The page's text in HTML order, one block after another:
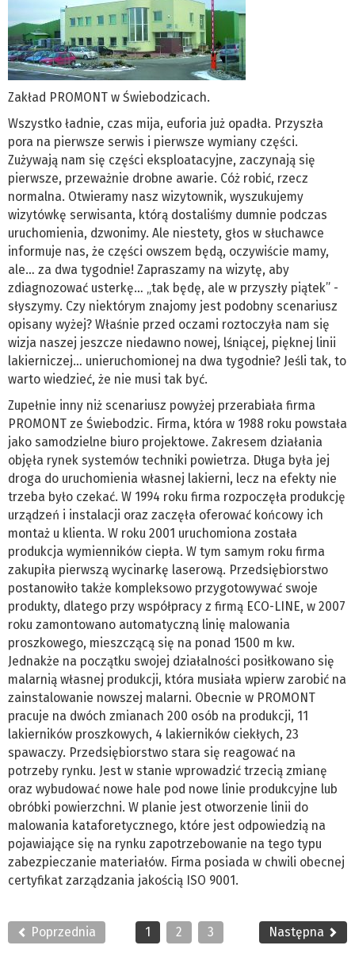
Zakład PROMONT w Świebodzicach.
Wszystko ładnie, czas mija, euforia już opadła. Przyszła
pora na pierwsze serwis i pierwsze wymiany części.
Zużywają nam się części eksploatacyjne, zaczynają się
pierwsze, przeważnie drobne awarie. Cóż robić, rzecz
normalna. Otwieramy nasz wizytownik, wyszukujemy
wizytówkę serwisanta, którą dostaliśmy dumnie podczas
uruchomienia, dzwonimy. Ale niestety, głos w słuchawce
informuje nas, że części owszem będą, oczywiście mamy,
ale… za dwa tygodnie! Zapraszamy na wizytę, aby
zdiagnozować usterkę… „tak będę, ale w przyszły piątek” -
słyszymy. Czy niektórym znajomy jest podobny scenariusz
opisany wyżej? Właśnie przed oczami roztoczyła nam się
wizja naszej jeszcze niedawno nowej, lśniącej, pięknej linii
lakierniczej… unieruchomionej na dwa tygodnie? Jeśli tak, to
warto wiedzieć, że nie musi tak być.
Zupełnie inny niż scenariusz powyżej przerabiała firma
PROMONT ze Świebodzic. Firma, która w 1988 roku powstała
jako samodzielne biuro projektowe. Zakresem działania
objęła rynek systemów techniki powietrza. Długa była jej
droga do uruchomienia własnej lakierni, lecz na efekty nie
trzeba było czekać. W 1994 roku firma rozpoczęła produkcję
urządzeń i instalacji oraz zaczęła oferować końcowy ich
montaż u klienta. W roku 2001 uruchomiona została
produkcja wymienników ciepła. W tym samym roku firma
zakupiła pierwszą wycinarkę laserową. Przedsiębiorstwo
postanowiło także kompleksowo przygotowywać swoje
produkty, dlatego przy współpracy z firmą ECO-LINE, w 2007
roku zamontowano automatyczną linię malowania
proszkowego, mieszczącą się na ponad 1500 m kw.
Jednakże na początku swojej działalności posiłkowano się
malarnią własnej produkcji, która musiała wpierw zarobić na
zainstalowanie nowszej malarni. Obecnie w PROMONT
pracuje na dwóch zmianach 200 osób na produkcji, 11
lakierników proszkowych, 4 lakierników ciekłych, 23
spawaczy. Przedsiębiorstwo stara się reagować na
potrzeby rynku. Jest w stanie wprowadzić trzecią zmianę
oraz wybudować nowe hale pod nowe linie produkcyjne lub
obróbki powierzchni. W planie jest otworzenie linii do
malowania kataforetycznego, które jest odpowiedzią na
pojawiające się na rynku zapotrzebowanie na tego typu
zabezpieczanie materiałów. Firma posiada w chwili obecnej
certyfikat zarządzania jakością ISO 9001.
Poprzednia 1 2 3 Następna